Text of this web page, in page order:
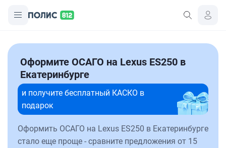
Оформите ОСАГО на Lexus ES250 в
Екатеринбурге
и получите бесплатный КАСКО в
подарок
Оформить ОСАГО на Lexus ES250 в Екатеринбурге
стало еще проще - сравните предложения от 15